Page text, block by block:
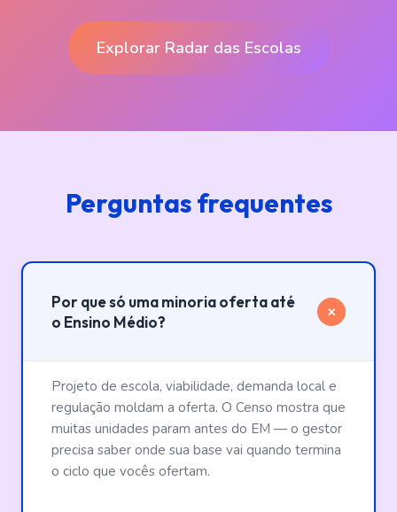
Explorar Radar das Escolas
Perguntas frequentes
Por que só uma minoria oferta até
o Ensino Médio?
+
Projeto de escola, viabilidade, demanda local e
regulação moldam a oferta. O Censo mostra que
muitas unidades param antes do EM — o gestor
precisa saber onde sua base vai quando termina
o ciclo que vocês ofertam.